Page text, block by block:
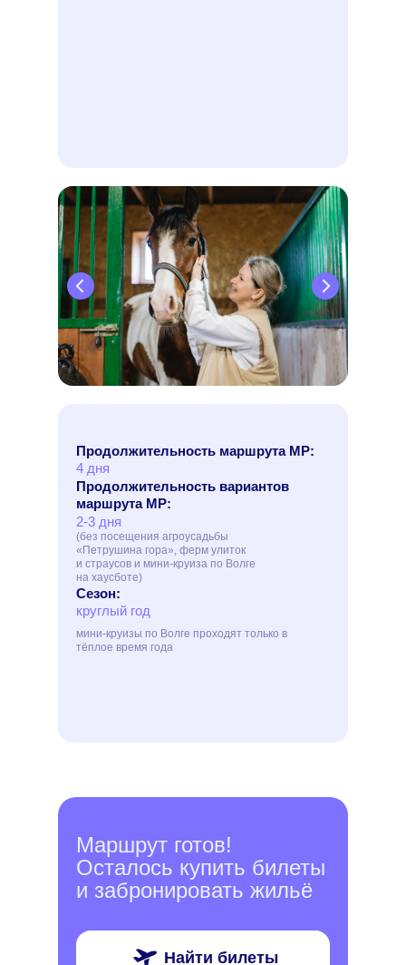
Продолжительность маршрута МР:
4 дня
Продолжительность вариантов
маршрута МР:
2-3 дня
(без посещения агроусадьбы
«Петрушина гора», ферм улиток
и страусов и мини-круиза по Волге
на хаусботе)
Сезон:
круглый год
мини-круизы по Волге проходят только в
тёплое время года
Маршрут готов!
Осталось купить билеты
и забронировать жильё
Найти билеты